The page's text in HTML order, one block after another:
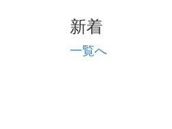
新着
一覧へ